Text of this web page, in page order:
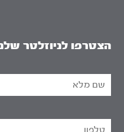
הצטרפו לניוזלטר